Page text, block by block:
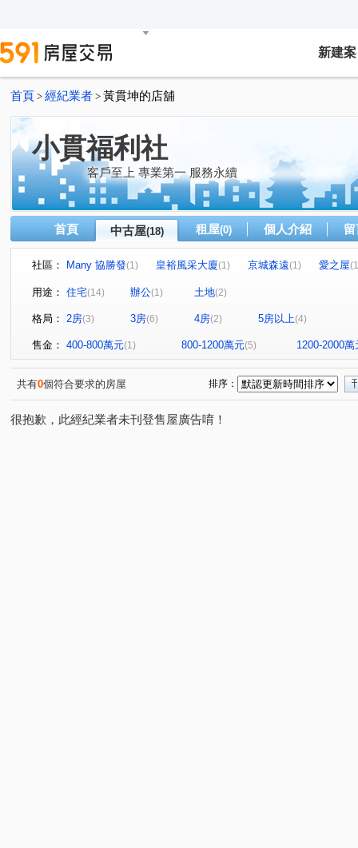
新建案
首頁 > 經紀業者 > 黃貫坤的店舖
小貫福利社
客戶至上 專業第一 服務永續
首頁 中古屋(18) 租屋(0) 個人介紹
社區： Many 協勝發(1) 皇裕風采大廈(1) 京城森遠(1) 愛之屋
和昌樂居2 京城巴黎
成功一路
明誠三路 水源一街 (1) 鎮海路
民安路二段(1) (1) 中山一路(1) 班超路(1) 至
用途： 住宅(14) 辦公(1) 土地(2)
格局： 2房(3) 3房(6) 4房(2) 5房以上(4)
售金： 400-800萬元(1) 800-1200萬元(5) 1200-2000萬
共有0個符合要求的房屋 排序：
很抱歉，此經紀業者未刊登售屋廣告唷！